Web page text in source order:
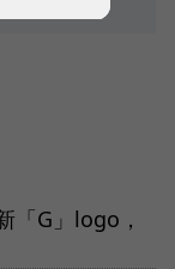
「G」logo，